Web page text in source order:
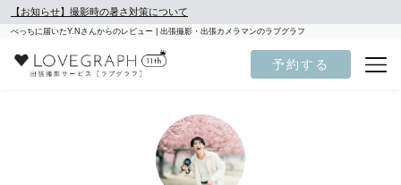
【お知らせ】撮影時の暑さ対策について
べっちに届いたY.Nさんからのレビュー | 出張撮影・出張カメラマンのラブグラフ
予約する